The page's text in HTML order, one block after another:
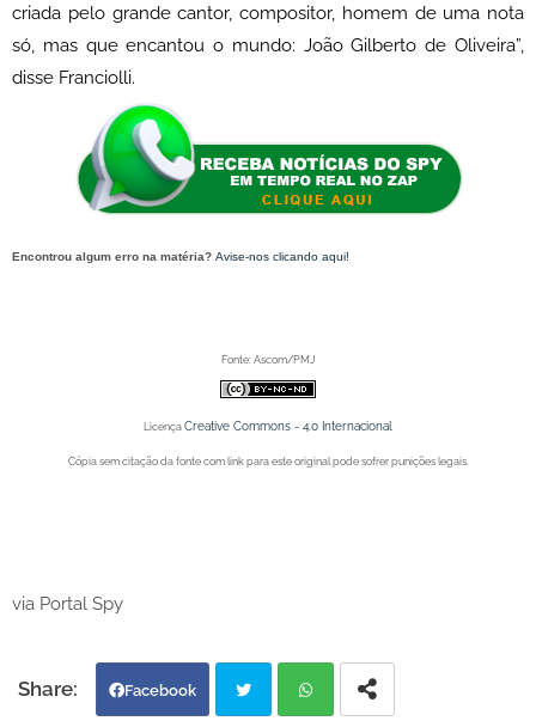
criada pelo grande cantor, compositor, homem de uma nota
só, mas que encantou o mundo: João Gilberto de Oliveira”,
disse Franciolli.
Encontrou algum erro na matéria? Avise-nos clicando aqui!
Fonte: Ascom/PMJ
Licença Creative Commons - 4.0 Internacional
Cópia sem citação da fonte com link para este original pode sofrer punições legais.
via Portal Spy
Facebook